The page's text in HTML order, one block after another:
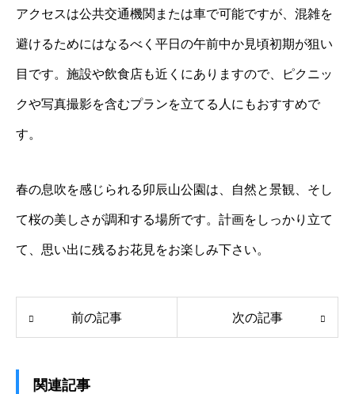
アクセスは公共交通機関または車で可能ですが、混雑を
避けるためにはなるべく平日の午前中か見頃初期が狙い
目です。施設や飲食店も近くにありますので、ピクニッ
クや写真撮影を含むプランを立てる人にもおすすめで
す。
春の息吹を感じられる卯辰山公園は、自然と景観、そし
て桜の美しさが調和する場所です。計画をしっかり立て
て、思い出に残るお花見をお楽しみ下さい。
前の記事 次の記事
関連記事